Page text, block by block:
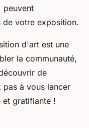
peuvent
de votre exposition.
d'art est une
la communauté,
de
pas à vous lancer
et gratifiante !